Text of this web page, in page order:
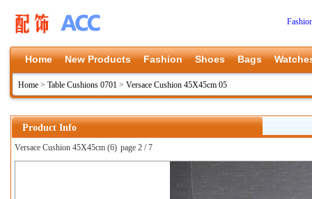
Home New Products Fashion Shoes Bags
Home > Table Cushions 0701 > Versace Cushion 45X45cm 05
Product Info
Versace Cushion 45X45cm (6) page 2 / 7